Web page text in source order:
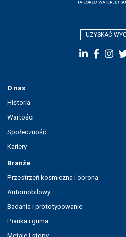
UZYSKAĆ
O nas
Historia
Wartości
Społeczność
Kariery
Branże
Przestrzeń kosmiczna i obrona
Automobilowy
Badania i prototypowanie
Pianka i guma